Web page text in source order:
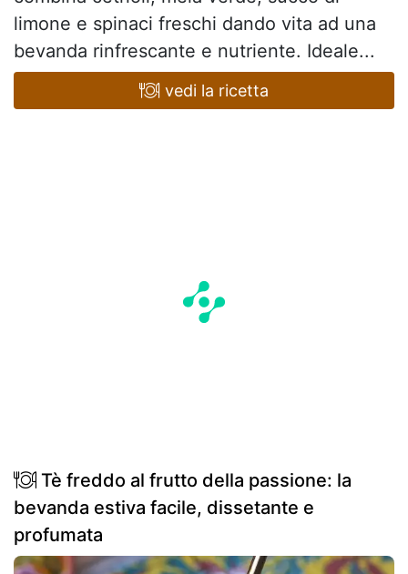
limone e spinaci freschi dando vita ad una
bevanda rinfrescante e nutriente. Ideale...
vedi la ricetta
Tè freddo al frutto della passione: la
bevanda estiva facile, dissetante e
profumata